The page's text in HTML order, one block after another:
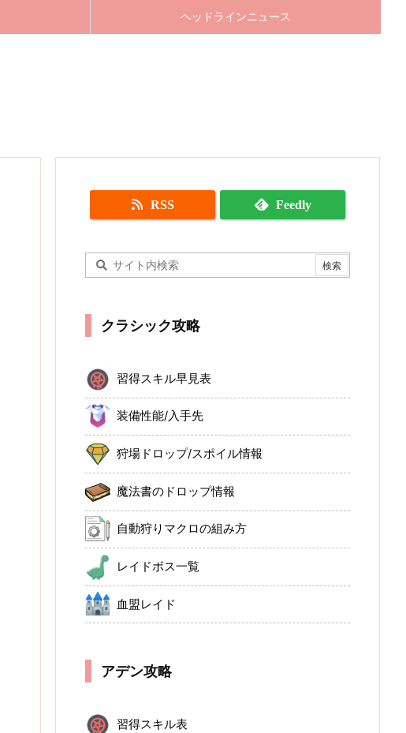
ヘッドラインニュース
RSS Feedly
クラシック攻略
習得スキル早見表
装備性能/入手先
狩場ドロップ/スポイル情報
魔法書のドロップ情報
自動狩りマクロの組み方
レイドボス一覧
血盟レイド
アデン攻略
習得スキル表